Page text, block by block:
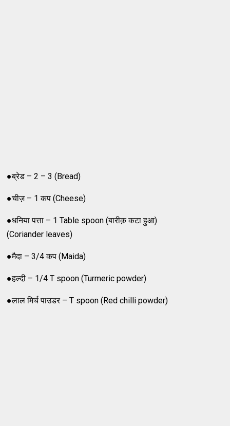
●ब्रेड – 2 – 3 (Bread)
●चीज़ – 1 कप (Cheese)
●धनिया पत्ता – 1 Table spoon (बारीक़ कटा हुआ)
(Coriander leaves)
●मैदा – 3/4 कप (Maida)
●हल्दी – 1/4 T spoon (Turmeric powder)
●लाल मिर्च पाउडर – T spoon (Red chilli powder)